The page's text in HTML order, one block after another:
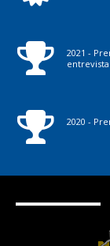
2021 -
entrevista
2020 -